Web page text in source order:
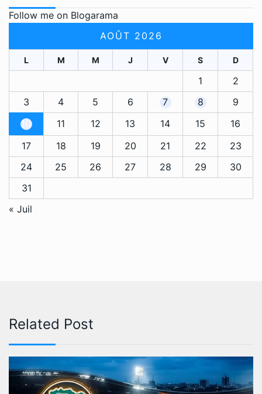
Follow me on Blogarama
AOÛT 2026
L M M J V S D
1
2
3
4 5 6 7 8
9
10
11 12 13 14 15
16
17
18 19 20 21 22
23
24
25 26 27 28 29
30
31
« Juil
Related Post